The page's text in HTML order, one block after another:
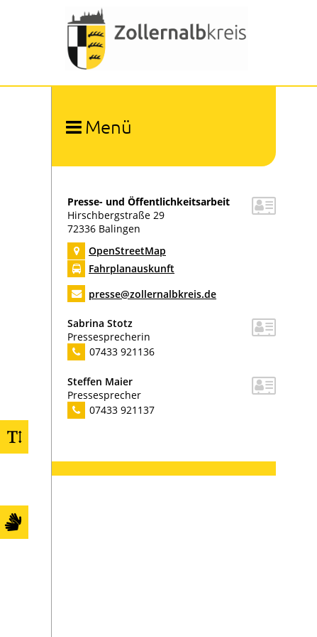
Menü
Öffentliche Bekanntmachungen
Ausschreibungen
Baustellen und Umleitungen
Nachrichten
Soziale Medien
Online Bürgerdialoge
Presse- und Öffentlichkeitsarbeit
Hirschbergstraße 29
72336 Balingen
OpenStreetMap
Fahrplanauskunft
presse@zollernalbkreis.de
Sabrina Stotz
Pressesprecherin
07433 921136
Steffen Maier
Pressesprecher
07433 921137